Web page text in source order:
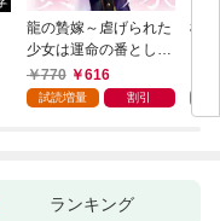
龍の贄嫁～虐げられた
少女は運命の番として
愛される～ 1巻
770 616
試読増量 割引
桜
ランキング